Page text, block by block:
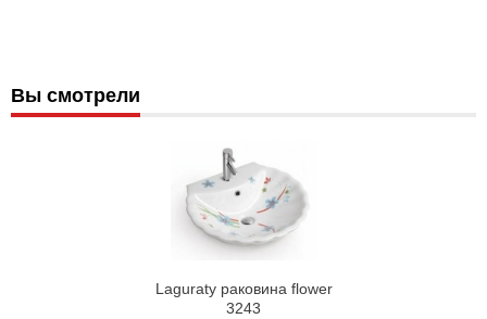
Вы смотрели
Laguraty раковина flower
3243